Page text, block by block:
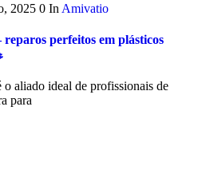
2025 0 In Amivatio
perfeitos em plásticos
aliado ideal de profissionais de
para